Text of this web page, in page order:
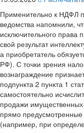
Применительно к НДФЛ
ведомства напомнили,
исключительного права
свой результат
а приобретатель
РФ). С точки зрения
вознаграждение
подпункта 2 пункта 1
самостоятельно
продажи
прямо
(например, при